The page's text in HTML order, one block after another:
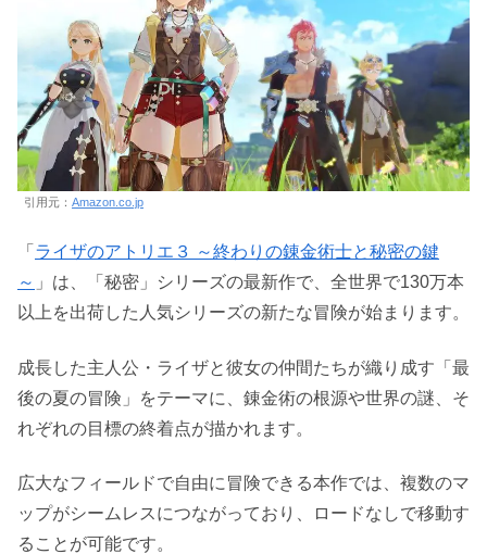
引用元： Amazon.co.jp
「 ライザのアトリエ３ ～終わりの錬金術士と秘密の鍵
～ 」は、「秘密」シリーズの最新作で、全世界で130万本
以上を出荷した人気シリーズの新たな冒険が始まります。
成長した主人公・ライザと彼女の仲間たちが織り成す「最
後の夏の冒険」をテーマに、錬金術の根源や世界の謎、そ
れぞれの目標の終着点が描かれます。
広大なフィールドで自由に冒険できる本作では、複数のマ
ップがシームレスにつながっており、ロードなしで移動す
ることが可能です。